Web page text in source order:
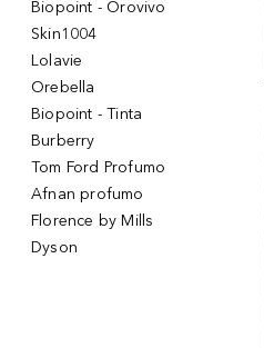
Biopoint - Orovivo
Skin1004
Lolavie
Orebella
Biopoint - Tinta
Burberry
Tom Ford Profumo
Afnan profumo
Florence by Mills
Dyson